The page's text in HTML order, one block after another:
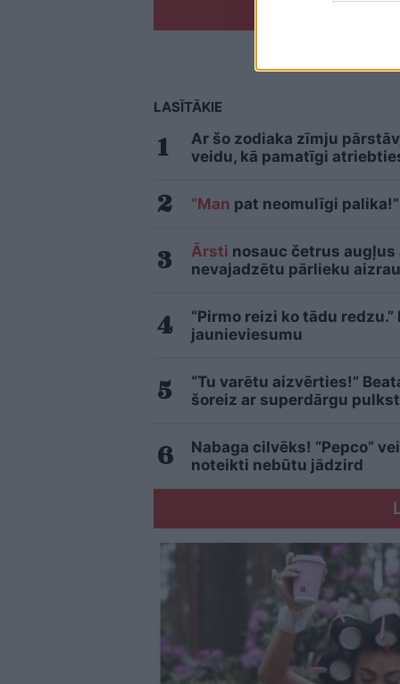
LASĪTĀKIE
Ar šo zodiaka zīmju
veidu, kā pamatīgi
“Man pat neomulīgi
Ārsti nosauc četrus augļus
nevajadzētu pārlieku
“Pirmo reizi ko tādu
jaunieviesumu
“Tu varētu aizvērties!”
šoreiz ar superdārgu
Nabaga cilvēks! “Pepco”
noteikti nebūtu jādzird